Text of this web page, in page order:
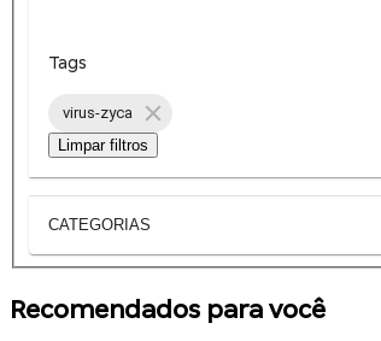
Tags
virus-zyca
Limpar filtros
CATEGORIAS
Recomendados para você